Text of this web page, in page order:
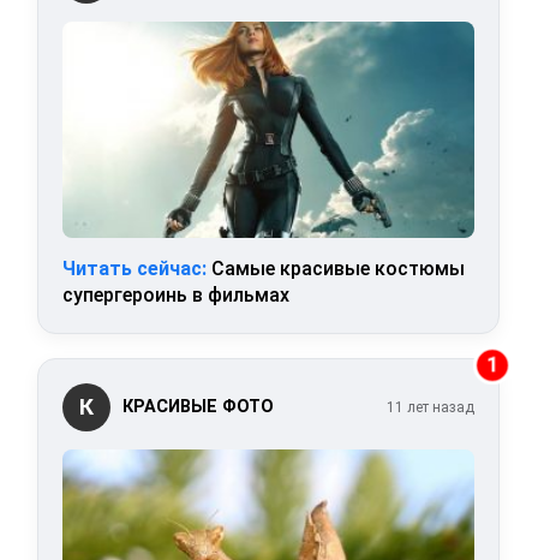
Читать сейчас: Самые красивые костюмы
супергероинь в фильмах
1
К КРАСИВЫЕ ФОТО 11 лет назад